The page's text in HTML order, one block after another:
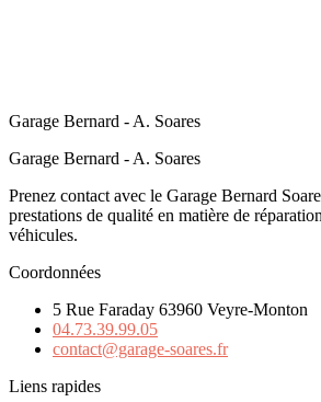
Garage Bernard - A. Soares
Garage Bernard - A. Soares
Prenez contact avec le Garage Bernard
prestations de qualité en matière de
véhicules.
Coordonnées
5 Rue Faraday 63960 Veyre-Monton
04.73.39.99.05
contact@garage-soares.fr
Liens rapides